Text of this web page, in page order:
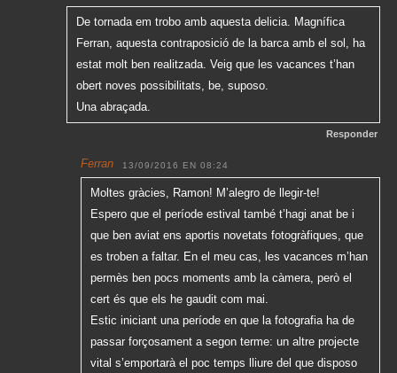
De tornada em trobo amb aquesta delicia. Magnífica
Ferran, aquesta contraposició de la barca amb el sol, ha
estat molt ben realitzada. Veig que les vacances t’han
obert noves possibilitats, be, suposo.
Una abraçada.
Responder
Ferran 13/09/2016 EN 08:24
Moltes gràcies, Ramon! M’alegro de llegir-te!
Espero que el període estival també t’hagi anat be i
que ben aviat ens aportis novetats fotogràfiques, que
es troben a faltar. En el meu cas, les vacances m’han
permès ben pocs moments amb la càmera, però el
cert és que els he gaudit com mai.
Estic iniciant una període en que la fotografia ha de
passar forçosament a segon terme: un altre projecte
vital s’emportarà el poc temps lliure del que disposo